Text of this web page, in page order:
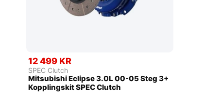
12 499 KR
SPEC Clutch
Mitsubishi Eclipse 3.0L 00-05 Steg 3+
Kopplingskit SPEC Clutch